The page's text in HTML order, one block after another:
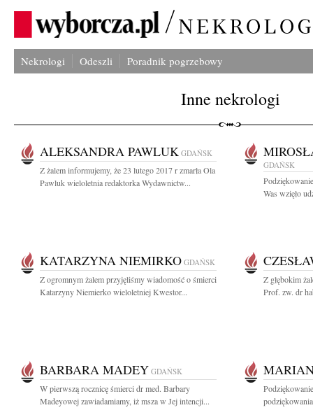
Nekrologi Odeszli Poradnik pogrzebowy
Inne nekrologi
ALEKSANDRA PAWLUK GDAŃSK
Z żalem informujemy, że 23 lutego 2017 r zmarła Ola
Pawluk wieloletnia redaktorka Wydawnictw...
GDAŃSK
Was wzięło
KATARZYNA NIEMIRKO GDAŃSK
Z ogromnym żalem przyjęliśmy wiadomość o śmierci
Katarzyny Niemierko wieloletniej Kwestor...
Z głębokim
Prof. zw. dr
BARBARA MADEY GDAŃSK
W pierwszą rocznicę śmierci dr med. Barbary
Madeyowej zawiadamiamy, iż msza w Jej intencji...